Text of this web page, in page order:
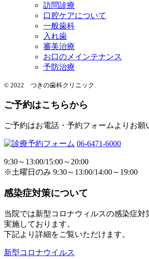
訪問診療
口腔ケアについて
一般歯科
入れ歯
審美治療
お口のメインテナンス
予防治療
© 2022 つきの歯科クリニック.
ご予約はこちらから
ご予約はお電話・予約フォームよりお願
06-6471-6000
9:30～13:00/15:00～20:00
※土曜日のみ 9:30～13:00/14:00～19:00
感染症対策について
当院では新型コロナウィルスの感染症対
実施しております。
下記より詳細をご覧いただけます。
新型コロナウイルス